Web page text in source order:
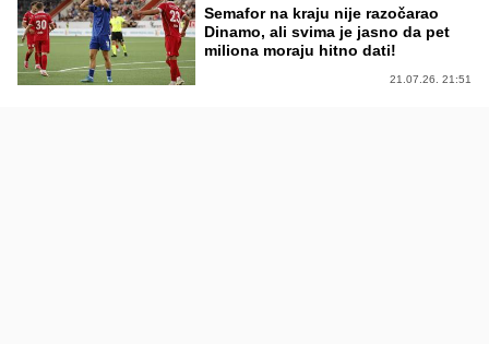
Semafor na kraju nije razočarao
Dinamo, ali svima je jasno da pet
miliona moraju hitno dati!
21.07.26. 21:51